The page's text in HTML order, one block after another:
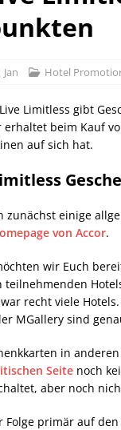
[ 04/04/2026 ] Aktion
[ 21/05/2026 ]
Jan Hotel
Live Limitless gibt
beim Kauf
auf sich hat.
zunächst einige
von Accor.
wir Euch
teilnehmenden
recht viele
MGallery sind
in
Seite noch
aber noch
primär auf